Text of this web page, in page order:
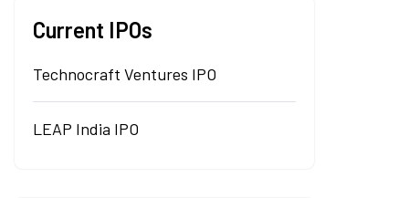
Current IPOs
Technocraft Ventures IPO
LEAP India IPO